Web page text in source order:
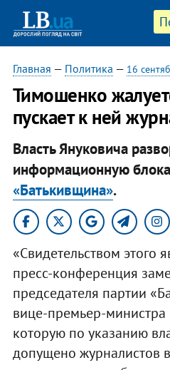
Главная — Политика — 16
Тимошенко
пускает к ней
Власть Януковича
информационную
«Батькивщина».
«Свидетельством этого
пресс-конференция
председателя партии
вице-премьер-
которую по указанию
допущено журналистов